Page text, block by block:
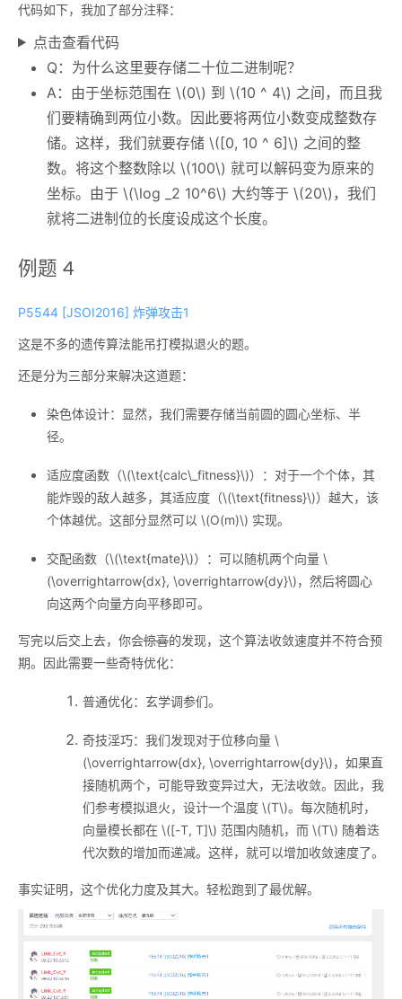
代码如下，我加了部分注释：
点击查看代码
Q：为什么这里要存储二十位二进制呢？
A：由于坐标范围在 \(0\) 到 \(10 ^ 4\) 之间，而且我
们要精确到两位小数。因此要将两位小数变成整数存
储。这样，我们就要存储 \([0, 10 ^ 6]\) 之间的整
数。将这个整数除以 \(100\) 就可以解码变为原来的
坐标。由于 \(\log _2 10^6\) 大约等于 \(20\) ，我们
就将二进制位的长度设成这个长度。
例题 4
P5544 [JSOI2016] 炸弹攻击1
这是不多的遗传算法能吊打模拟退火的题。
还是分为三部分来解决这道题：
染色体设计：显然，我们需要存储当前圆的圆心坐标、半
径。
适应度函数（\(\text{calc\_fitness}\)）：对于一个个体，其
能炸毁的敌人越多，其适应度（\(\text{fitness}\)）越大，该
个体越优。这部分显然可以 \(O(m)\) 实现。
交配函数（\(\text{mate}\)）：可以随机两个向量 \
(\overrightarrow{dx}, \overrightarrow{dy}\)，然后将圆心
向这两个向量方向平移即可。
写完以后交上去，你会惊喜的发现，这个算法收敛速度并不符合预
期。因此需要一些奇特优化：
普通优化：玄学调参们。
奇技淫巧：我们发现对于位移向量 \
(\overrightarrow{dx}, \overrightarrow{dy}\)，如果直
接随机两个，可能导致变异过大，无法收敛。因此，我
们参考模拟退火，设计一个温度 \(T\)。每次随机时，
向量模长都在 \([-T, T]\) 范围内随机，而 \(T\) 随着迭
代次数的增加而递减。这样，就可以增加收敛速度了。
事实证明，这个优化力度及其大。轻松跑到了最优解。